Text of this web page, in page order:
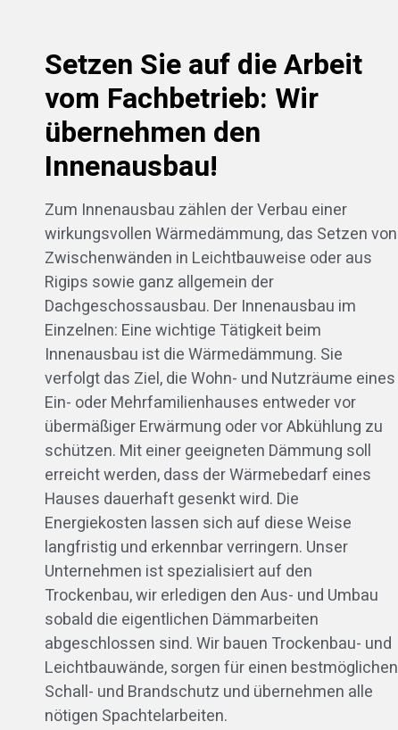
Setzen Sie auf die Arbeit
vom Fachbetrieb: Wir
übernehmen den
Innenausbau!
Zum Innenausbau zählen der Verbau einer
wirkungsvollen Wärmedämmung, das Setzen von
Zwischenwänden in Leichtbauweise oder aus
Rigips sowie ganz allgemein der
Dachgeschossausbau. Der Innenausbau im
Einzelnen: Eine wichtige Tätigkeit beim
Innenausbau ist die Wärmedämmung. Sie
verfolgt das Ziel, die Wohn- und Nutzräume eines
Ein- oder Mehrfamilienhauses entweder vor
übermäßiger Erwärmung oder vor Abkühlung zu
schützen. Mit einer geeigneten Dämmung soll
erreicht werden, dass der Wärmebedarf eines
Hauses dauerhaft gesenkt wird. Die
Energiekosten lassen sich auf diese Weise
langfristig und erkennbar verringern. Unser
Unternehmen ist spezialisiert auf den
Trockenbau, wir erledigen den Aus- und Umbau
sobald die eigentlichen Dämmarbeiten
abgeschlossen sind. Wir bauen Trockenbau- und
Leichtbauwände, sorgen für einen bestmöglichen
Schall- und Brandschutz und übernehmen alle
nötigen Spachtelarbeiten.